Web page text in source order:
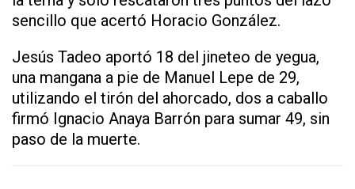
sencillo que acertó Horacio González.
Jesús Tadeo aportó 18 del jineteo de yegua,
una mangana a pie de Manuel Lepe de 29,
utilizando el tirón del ahorcado, dos a caballo
firmó Ignacio Anaya Barrón para sumar 49, sin
paso de la muerte.